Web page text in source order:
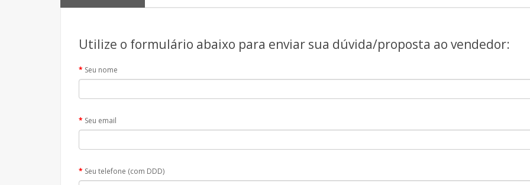
Utilize o formulário abaixo para enviar sua dúvida/proposta ao vendedor:
Seu nome
Seu email
Seu telefone (com DDD)